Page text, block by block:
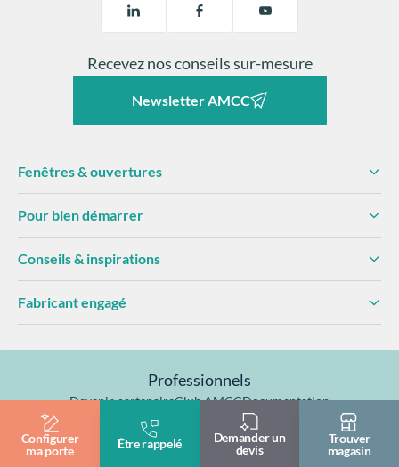
Vérifier les dimensions
Poser le bâti :
Monter la porte
Effectuer les finitions :
Recevez nos conseils sur-mesure
Newsletter AMCC
Fenêtres & ouvertures
Pour bien démarrer
Conseils & inspirations
Fabricant engagé
Professionnels
Devenir partenaireClub AMCCDocumentation
Formation & pose
Configurer
ma porte
Être rappelé
Demander un
devis
Trouver
magasin